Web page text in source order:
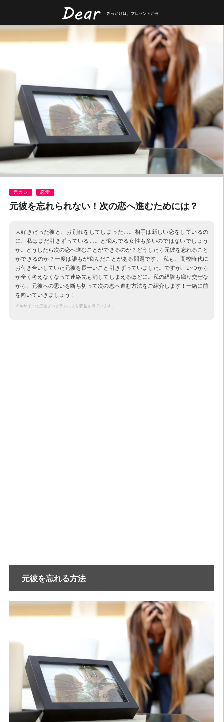
元カレ 恋愛
元彼を忘れられない！次の恋へ進むためには？
大好きだった彼と、お別れをしてしまった…。相手は新しい恋をしているの
に、私はまだ引きずっている…。と悩んでる女性も多いのではないでしょう
か。どうしたら次の恋へ進むことができるのか？どうしたら元彼を忘れること
ができるのか？一度は誰もが悩んだことがある問題です。 私も、高校時代に
お付き合いしていた元彼を長ーいこと引きずっていました。ですが、いつから
か全く考えなくなって連絡先も消してしまえるほどに。私の経験も織り交ぜな
がら、元彼への思いを断ち切って次の恋へ進む方法をご紹介します！一緒に前
を向いていきましょう！
※本サイトは広告プログラムにより収益を得ています。
元彼を忘れる方法